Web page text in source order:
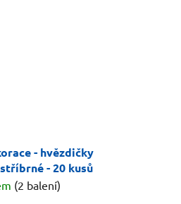
- hvězdičky
- 20 kusů
(2 balení)